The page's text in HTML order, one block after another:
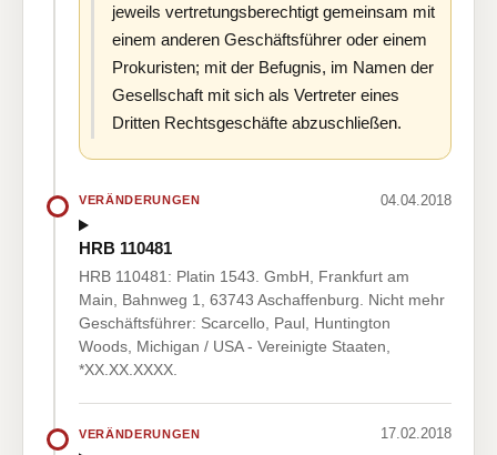
jeweils vertretungsberechtigt gemeinsam mit
einem anderen Geschäftsführer oder einem
Prokuristen; mit der Befugnis, im Namen der
Gesellschaft mit sich als Vertreter eines
Dritten Rechtsgeschäfte abzuschließen.
VERÄNDERUNGEN 04.04.2018
HRB 110481
HRB 110481: Platin 1543. GmbH, Frankfurt am
Main, Bahnweg 1, 63743 Aschaffenburg. Nicht mehr
Geschäftsführer: Scarcello, Paul, Huntington
Woods, Michigan / USA - Vereinigte Staaten,
*XX.XX.XXXX.
VERÄNDERUNGEN 17.02.2018